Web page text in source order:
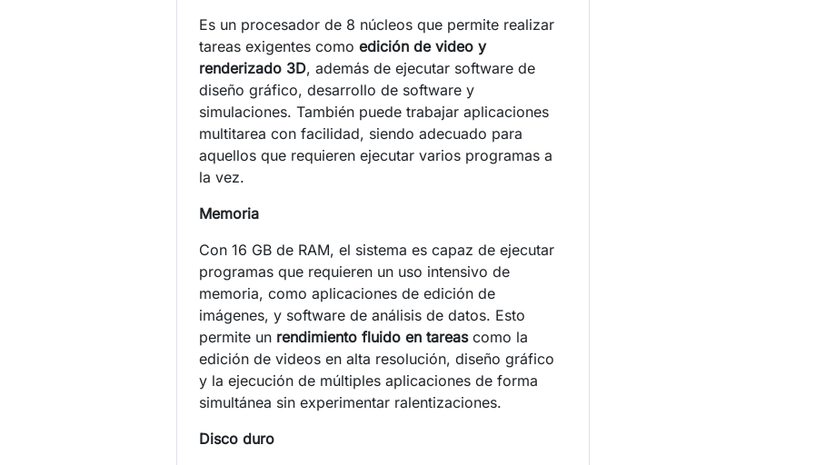
Es un procesador de 8 núcleos que permite realizar
tareas exigentes comoedición de video y
renderizado 3D, además de ejecutar software de
diseño gráfico, desarrollo de software y
simulaciones. También puede trabajar aplicaciones
multitarea con facilidad, siendo adecuado para
aquellos que requieren ejecutar varios programas a
la vez.
Memoria
Con 16 GB de RAM, el sistema es capaz de ejecutar
programas que requieren un uso intensivo de
memoria, como aplicaciones de edición de
imágenes, y software de análisis de datos. Esto
permite un rendimiento fluido en tareascomo la
edición de videos en alta resolución, diseño gráfico
y la ejecución de múltiples aplicaciones de forma
simultánea sin experimentar ralentizaciones.
Disco duro